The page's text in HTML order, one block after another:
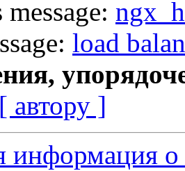
load
[ автору ]
информация